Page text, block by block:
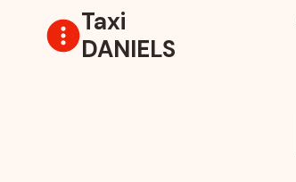
Taxi
DANIELS